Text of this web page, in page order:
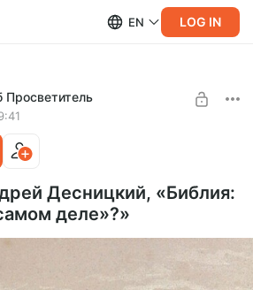
EN LOG IN
Десницкий, «Библия:
деле»?»